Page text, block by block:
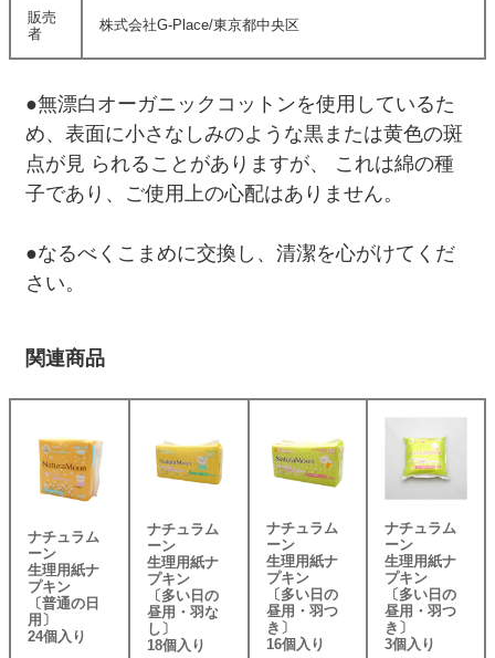
販売
者
株式会社G-Place/東京都中央区
●無漂白オーガニックコットンを使用しているた
め、表面に小さなしみのような黒または黄色の斑
点が見 られることがありますが、 これは綿の種
子であり、ご使用上の心配はありません。
●なるべくこまめに交換し、清潔を心がけてくだ
さい。
関連商品
ナチュラム
ーン
生理用紙ナ
プキン
〔普通の日
用〕
24個入り
ナチュラム
ーン
生理用紙ナ
プキン
〔多い日の
昼用・羽な
し〕
18個入り
ナチュラム
ーン
生理用紙ナ
プキン
〔多い日の
昼用・羽つ
き〕
16個入り
ナチュラム
ーン
生理用紙ナ
プキン
〔多い日の
昼用・羽つ
き〕
3個入り